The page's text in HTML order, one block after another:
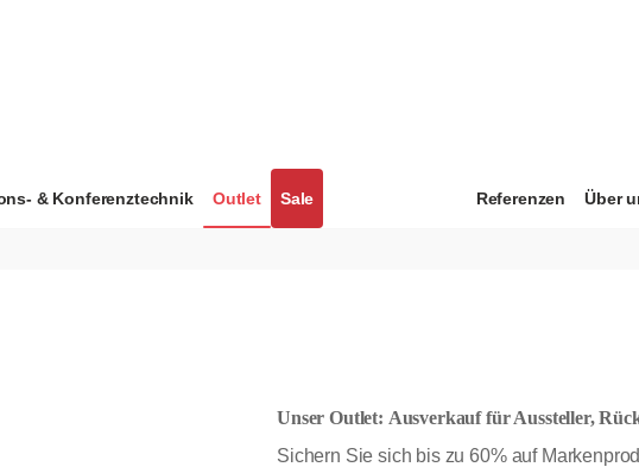
& Konferenztechnik Outlet Sale Referenzen Über
Unser Outlet: Ausverkauf für Aussteller,
Sichern Sie sich bis zu 60% auf